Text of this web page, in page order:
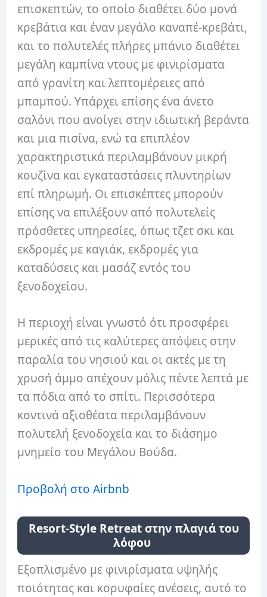
επισκεπτών, το οποίο διαθέτει δύο μονά
κρεβάτια και έναν μεγάλο καναπέ-κρεβάτι,
και το πολυτελές πλήρες μπάνιο διαθέτει
μεγάλη καμπίνα ντους με φινιρίσματα
από γρανίτη και λεπτομέρειες από
μπαμπού. Υπάρχει επίσης ένα άνετο
σαλόνι που ανοίγει στην ιδιωτική βεράντα
και μια πισίνα, ενώ τα επιπλέον
χαρακτηριστικά περιλαμβάνουν μικρή
κουζίνα και εγκαταστάσεις πλυντηρίων
επί πληρωμή. Οι επισκέπτες μπορούν
επίσης να επιλέξουν από πολυτελείς
πρόσθετες υπηρεσίες, όπως τζετ σκι και
εκδρομές με καγιάκ, εκδρομές για
καταδύσεις και μασάζ εντός του
ξενοδοχείου.
Η περιοχή είναι γνωστό ότι προσφέρει
μερικές από τις καλύτερες απόψεις στην
παραλία του νησιού και οι ακτές με τη
χρυσή άμμο απέχουν μόλις πέντε λεπτά με
τα πόδια από το σπίτι. Περισσότερα
κοντινά αξιοθέατα περιλαμβάνουν
πολυτελή ξενοδοχεία και το διάσημο
μνημείο του Μεγάλου Βούδα.
Προβολή στο Airbnb
Resort-Style Retreat στην πλαγιά του
λόφου
Εξοπλισμένο με φινιρίσματα υψηλής
ποιότητας και κορυφαίες ανέσεις, αυτό το